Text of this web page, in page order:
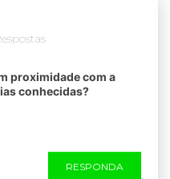
proximidade com a
conhecidas?
RESPONDA